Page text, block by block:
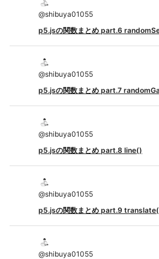
@shibuya01055
p5.jsの関数まとめ part.6
@shibuya01055
p5.jsの関数まとめ part.7
@shibuya01055
p5.jsの関数まとめ part.8 line()
@shibuya01055
p5.jsの関数まとめ part.9
@shibuya01055